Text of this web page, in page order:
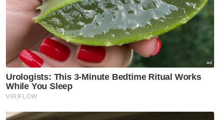
Bapa ditahan bantu siasatan
dakwaan dera, gangguan
seksual dua anak lelaki
Semasa
RCI Tabung Haji: SPRM selesai
rakam keterangan bekas CFO